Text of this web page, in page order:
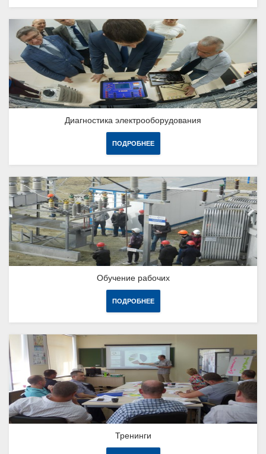
Диагностика электрооборудования
ПОДРОБНЕЕ
Обучение рабочих
ПОДРОБНЕЕ
Тренинги